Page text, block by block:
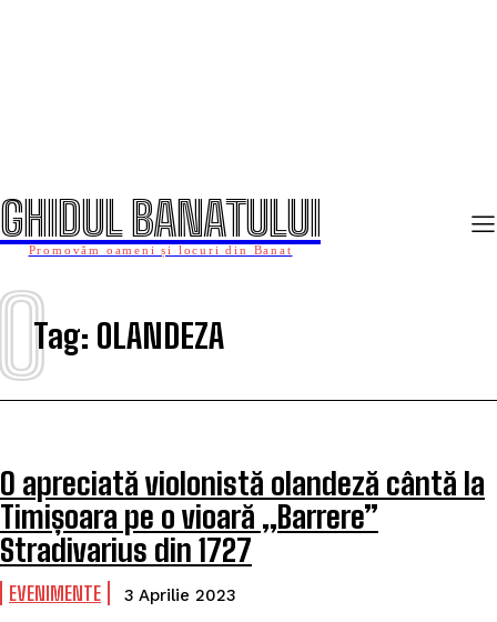
GHIDUL BANATULUI
Promovăm oameni și locuri din Banat
Tag: OLANDEZA
O apreciată violonistă olandeză cântă la
Timișoara pe o vioară „Barrere”
Stradivarius din 1727
EVENIMENTE 3 Aprilie 2023